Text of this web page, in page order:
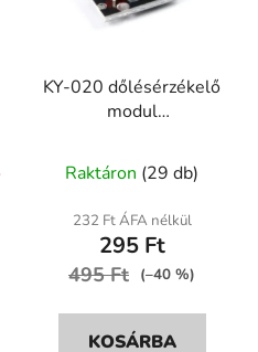
KY-020 dőlésérzékelő
modul
billenéskapcsoló
Raktáron (29 db)
232 Ft ÁFA nélkül
295 Ft
495 Ft (–40 %)
KOSÁRBA